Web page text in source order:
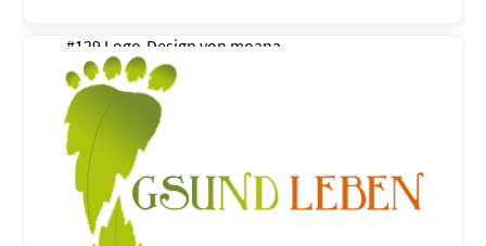
#129 Logo-Design von moana